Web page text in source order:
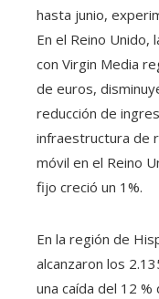
hasta junio,
En el Reino Unido,
con Virgin Media
de euros,
reducción de
infraestructura de
móvil en el Reino
fijo creció un 1%.
En la región de
alcanzaron los
una caída del 12